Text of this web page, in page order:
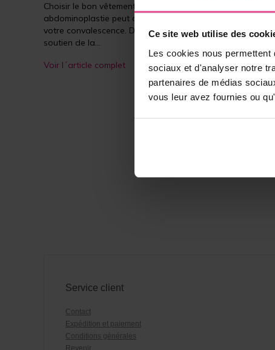
Ce site web utilise des
Les cookies nous
sociaux et d'analyser notre
partenaires de médias
vous leur avez fournies ou
Choisir le bon vêtement de compression après une
abdominoplastie peut avoir un impact considérable sur
votre convalescence. De la gestion du gonflement au
soutien de la...
Voir l´article complet
Service client
Contact
Expédition et paiement
Conditions générales
Revenir